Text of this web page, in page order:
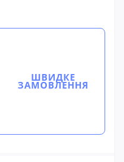
ШВИДКЕ
ЗАМОВЛЕННЯ